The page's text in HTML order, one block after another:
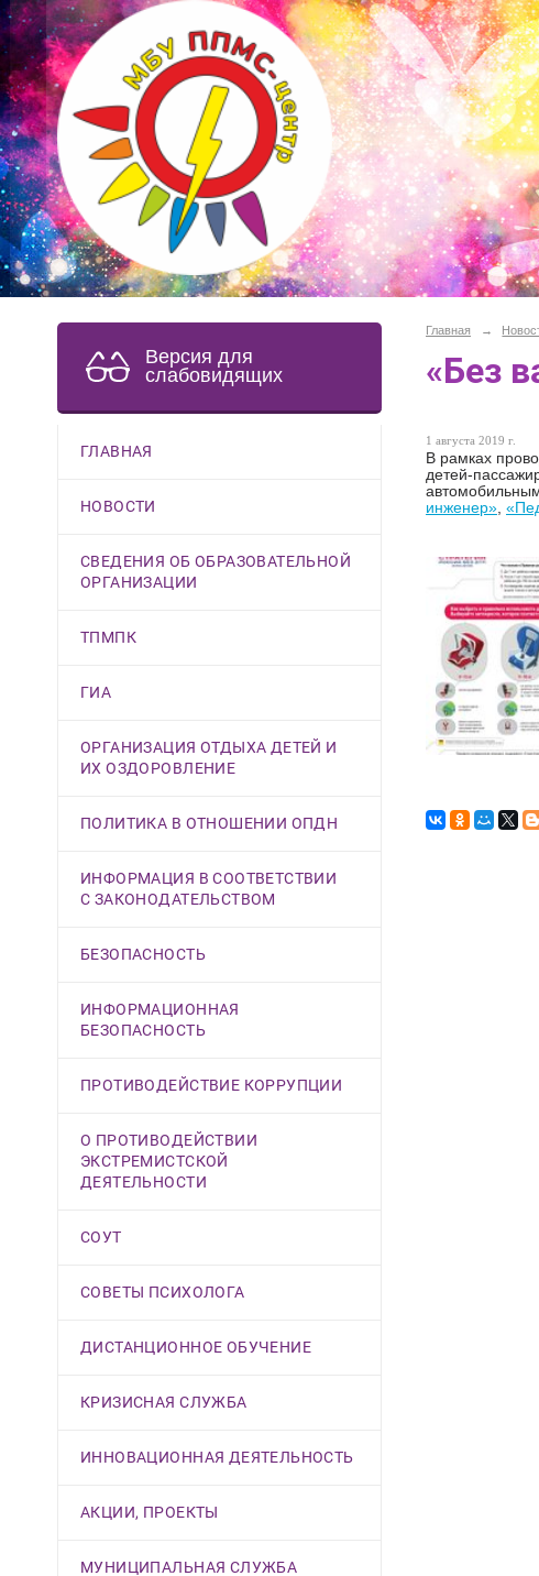
Версия для
слабовидящих
ГЛАВНАЯ
НОВОСТИ
СВЕДЕНИЯ ОБ ОБРАЗОВАТЕЛЬНОЙ
ОРГАНИЗАЦИИ
ТПМПК
ГИА
ОРГАНИЗАЦИЯ ОТДЫХА ДЕТЕЙ И
ИХ ОЗДОРОВЛЕНИЕ
ПОЛИТИКА В ОТНОШЕНИИ ОПДН
ИНФОРМАЦИЯ В СООТВЕТСТВИИ
С ЗАКОНОДАТЕЛЬСТВОМ
БЕЗОПАСНОСТЬ
ИНФОРМАЦИОННАЯ
БЕЗОПАСНОСТЬ
ПРОТИВОДЕЙСТВИЕ КОРРУПЦИИ
О ПРОТИВОДЕЙСТВИИ
ЭКСТРЕМИСТСКОЙ
ДЕЯТЕЛЬНОСТИ
СОУТ
СОВЕТЫ ПСИХОЛОГА
ДИСТАНЦИОННОЕ ОБУЧЕНИЕ
КРИЗИСНАЯ СЛУЖБА
ИННОВАЦИОННАЯ ДЕЯТЕЛЬНОСТЬ
АКЦИИ, ПРОЕКТЫ
МУНИЦИПАЛЬНАЯ СЛУЖБА
Главная →
«Без
1 августа 2019 г.
В рамках
детей-
инженер»